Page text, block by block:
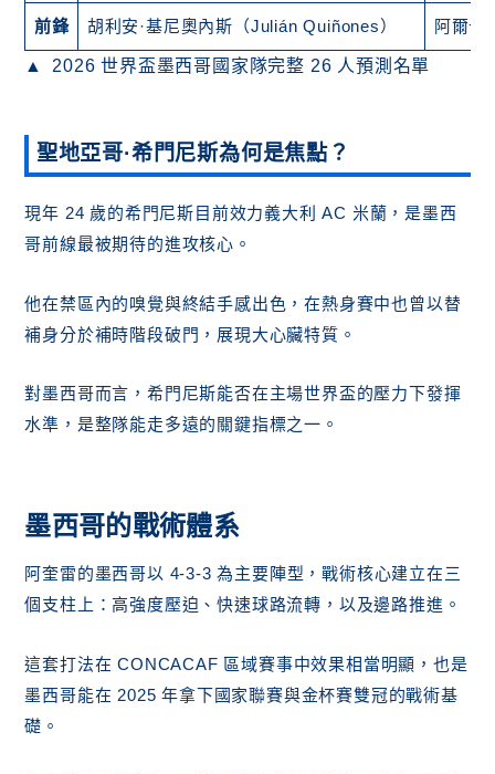
前鋒 胡利安·基尼奧內斯（Julián Quiñones） 阿爾卡
2026 世界盃墨西哥國家隊完整 26 人預測名單
聖地亞哥·希門尼斯為何是焦點？
現年 24 歲的希門尼斯目前效力義大利 AC 米蘭，是墨西
哥前線最被期待的進攻核心。
他在禁區內的嗅覺與終結手感出色，在熱身賽中也曾以替
補身分於補時階段破門，展現大心臟特質。
對墨西哥而言，希門尼斯能否在主場世界盃的壓力下發揮
水準，是整隊能走多遠的關鍵指標之一。
墨西哥的戰術體系
阿奎雷的墨西哥以 4-3-3 為主要陣型，戰術核心建立在三
個支柱上：高強度壓迫、快速球路流轉，以及邊路推進。
這套打法在 CONCACAF 區域賽事中效果相當明顯，也是
墨西哥能在 2025 年拿下國家聯賽與金杯賽雙冠的戰術基
礎。